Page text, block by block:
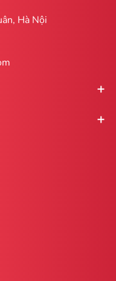
Hà Nội